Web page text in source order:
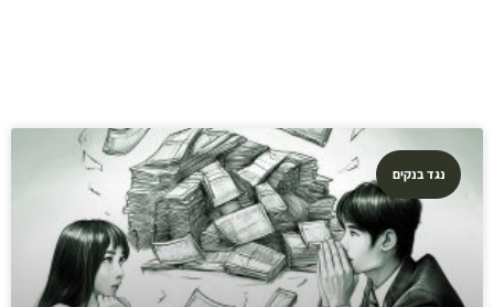
נגד בנקים